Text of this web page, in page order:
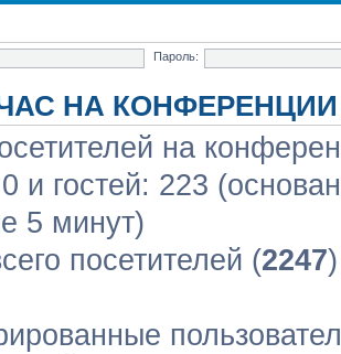
Пароль:
НА КОНФЕРЕНЦИИ
на
и гостей: 223
5 минут)
посетителей (2247